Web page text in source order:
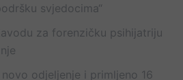
svjedocima“
za forenzičku psihijatriju
odjeljenje i primljeno 16